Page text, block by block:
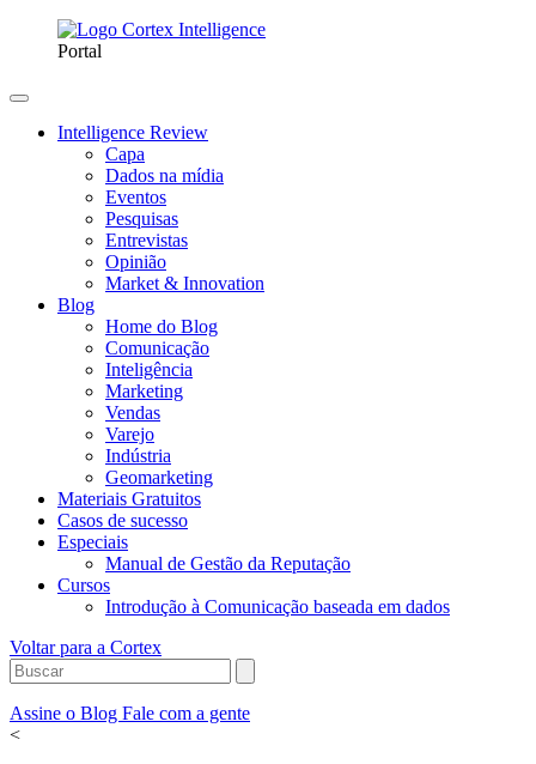
Portal
Intelligence Review
Capa
Dados na mídia
Eventos
Pesquisas
Entrevistas
Opinião
Market & Innovation
Blog
Home do Blog
Comunicação
Inteligência
Marketing
Vendas
Varejo
Indústria
Geomarketing
Materiais Gratuitos
Casos de sucesso
Especiais
Manual de Gestão da Reputação
Cursos
Introdução à Comunicação baseada em dados
Voltar para a Cortex
Assine o Blog Fale com a gente
<